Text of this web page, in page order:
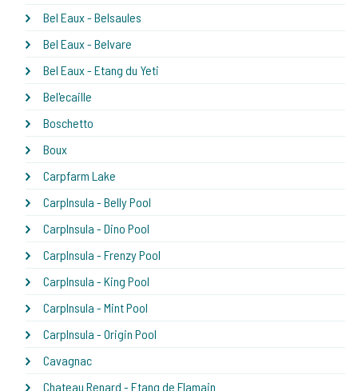
Bel Eaux - Belsaules
Bel Eaux - Belvare
Bel Eaux - Etang du Yeti
Bel'ecaille
Boschetto
Boux
Carpfarm Lake
CarpInsula - Belly Pool
CarpInsula - Dino Pool
CarpInsula - Frenzy Pool
CarpInsula - King Pool
CarpInsula - Mint Pool
CarpInsula - Origin Pool
Cavagnac
Chateau Renard - Etang de Flamain